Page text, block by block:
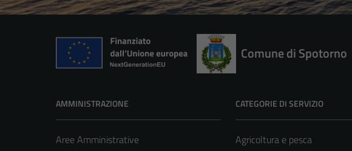
Comune di Spotorno
AMMINISTRAZIONE
Aree Amministrative
CATEGORIE DI SERVIZIO
Agricoltura e pesca